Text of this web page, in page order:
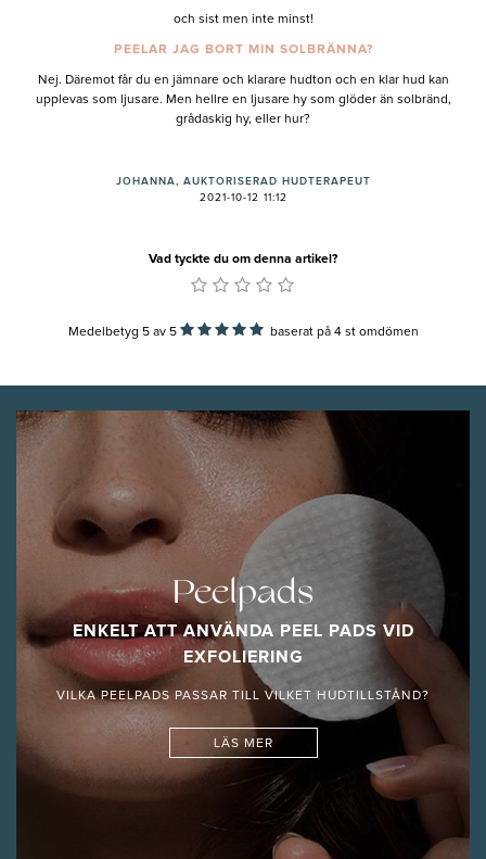
och sist men inte minst!
PEELAR JAG BORT MIN SOLBRÄNNA?
Nej. Däremot får du en jämnare och klarare hudton och en klar hud kan
upplevas som ljusare. Men hellre en ljusare hy som glöder än solbränd,
grådaskig hy, eller hur?
JOHANNA, AUKTORISERAD HUDTERAPEUT
2021-10-12 11:12
Vad tyckte du om denna artikel?
Medelbetyg 5av 5 baserat på 4st omdömen
Peelpads
ENKELT ATT ANVÄNDA PEEL PADS VID
EXFOLIERING
VILKA PEELPADS PASSAR TILL VILKET HUDTILLSTÅND?
LÄS MER